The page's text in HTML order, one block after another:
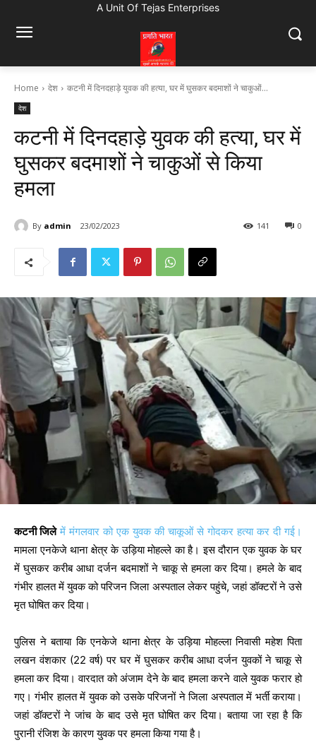
A Unit Of Tejas Enterprises
Home देश कटनी में दिनदहाड़े युवक की हत्या, घर में घुसकर बदमाशों ने चाकुओं...
देश
कटनी में दिनदहाड़े युवक की हत्या, घर में
घुसकर बदमाशों ने चाकुओं से किया
हमला
By admin 23/02/2023 0
141
कटनी जिले में मंगलवार को एक युवक की चाकूओं से गोदकर हत्या कर दी गई।
मामला एनकेजे थाना क्षेत्र के उड़िया मोहल्ले का है। इस दौरान एक युवक के घर
में घुसकर करीब आधा दर्जन बदमाशों ने चाकू से हमला कर दिया। हमले के बाद
गंभीर हालत में युवक को परिजन जिला अस्पताल लेकर पहुंचे, जहां डॉक्टरों ने उसे
मृत घोषित कर दिया।
पुलिस ने बताया कि एनकेजे थाना क्षेत्र के उड़िया मोहल्ला निवासी महेश पिता
लखन वंशकार (22 वर्ष) पर घर में घुसकर करीब आधा दर्जन युवकों ने चाकू से
हमला कर दिया। वारदात को अंजाम देने के बाद हमला करने वाले युवक फरार हो
गए। गंभीर हालत में युवक को उसके परिजनों ने जिला अस्पताल में भर्ती कराया।
जहां डॉक्टरों ने जांच के बाद उसे मृत घोषित कर दिया। बताया जा रहा है कि
पुरानी रंजिश के कारण युवक पर हमला किया गया है।